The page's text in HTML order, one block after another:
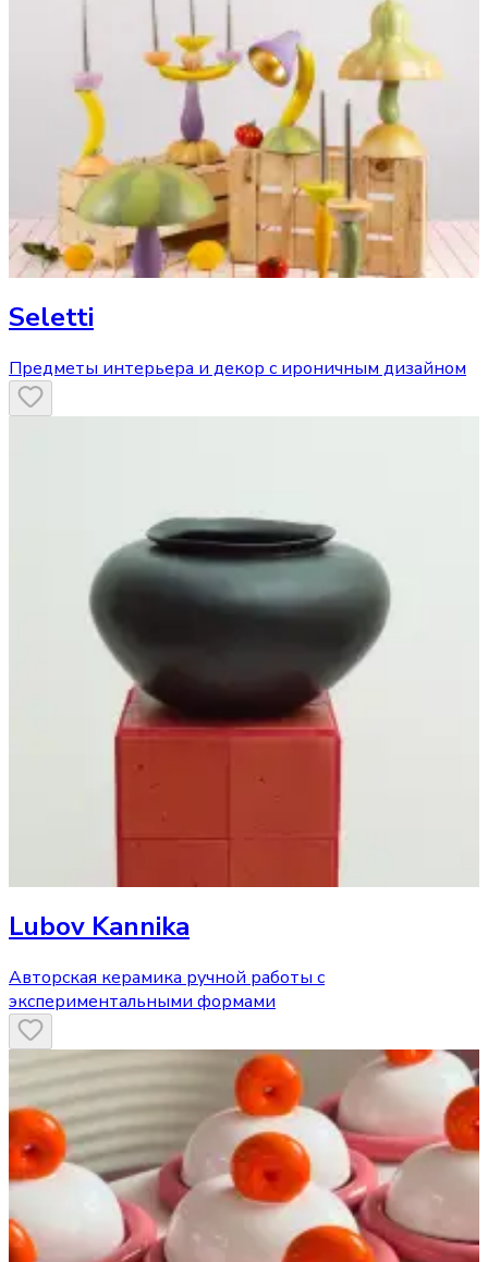
Seletti
Предметы интерьера и декор с ироничным дизайном
Lubov Kannika
Авторская керамика ручной работы с
экспериментальными формами